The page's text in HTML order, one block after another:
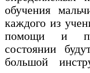
обучения
каждого из
помощи и
состоянии
большой